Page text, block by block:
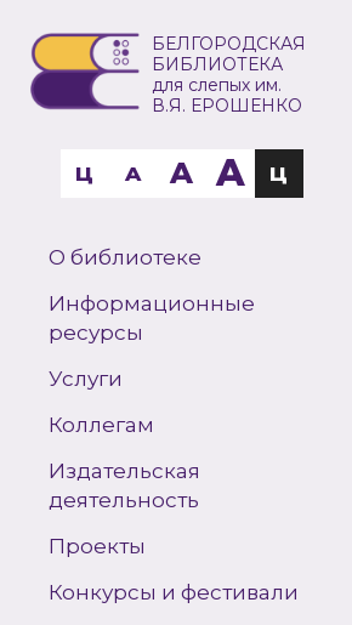
БЕЛГОРОДСКАЯ
БИБЛИОТЕКА
для слепых им.
В.Я. ЕРОШЕНКО
Ц A A A Ц
О библиотеке
Информационные
ресурсы
Услуги
Коллегам
Издательская
деятельность
Проекты
Конкурсы и фестивали